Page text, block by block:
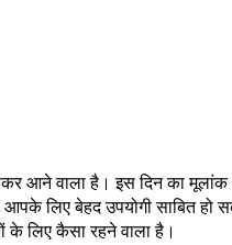
आने वाला है। इस दिन का
लिए बेहद उपयोगी साबित
लिए कैसा रहने वाला है।